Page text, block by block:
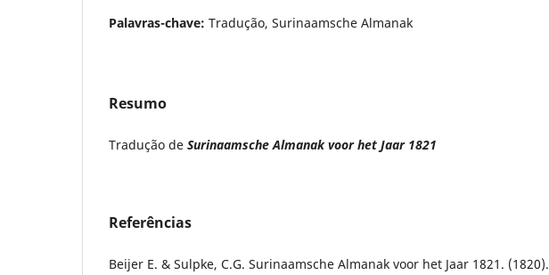
Palavras-chave: Tradução, Surinaamsche Almanak
Resumo
Tradução de Surinaamsche Almanakvoor het Jaar 1821
Referências
Beijer E. & Sulpke, C.G. Surinaamsche Almanak voor het Jaar 1821. (1820).